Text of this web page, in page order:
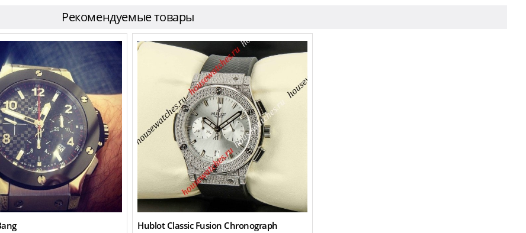
Рекомендуемые товары
Hublot Classic Fusion Chronograph